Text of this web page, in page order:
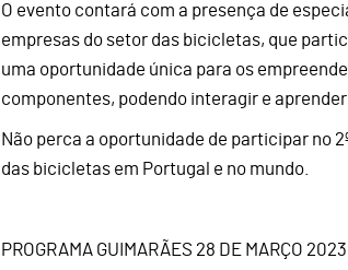
O evento contará com a presença de
empresas do setor das bicicletas, que
uma oportunidade única para os
componentes, podendo interagir e
Não perca a oportunidade de participar no
das bicicletas em Portugal e no mundo.
PROGRAMA GUIMARÃES 28 DE MARÇO 2023